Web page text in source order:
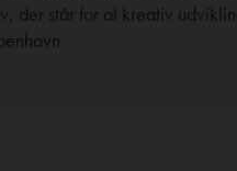
der står for al kreativ